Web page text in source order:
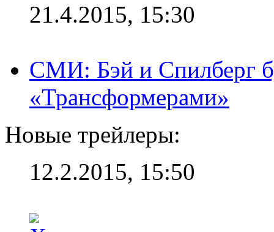
21.4.2015, 15:30
СМИ: Бэй и Спилберг
«Трансформерами»
Новые трейлеры:
12.2.2015, 15:50